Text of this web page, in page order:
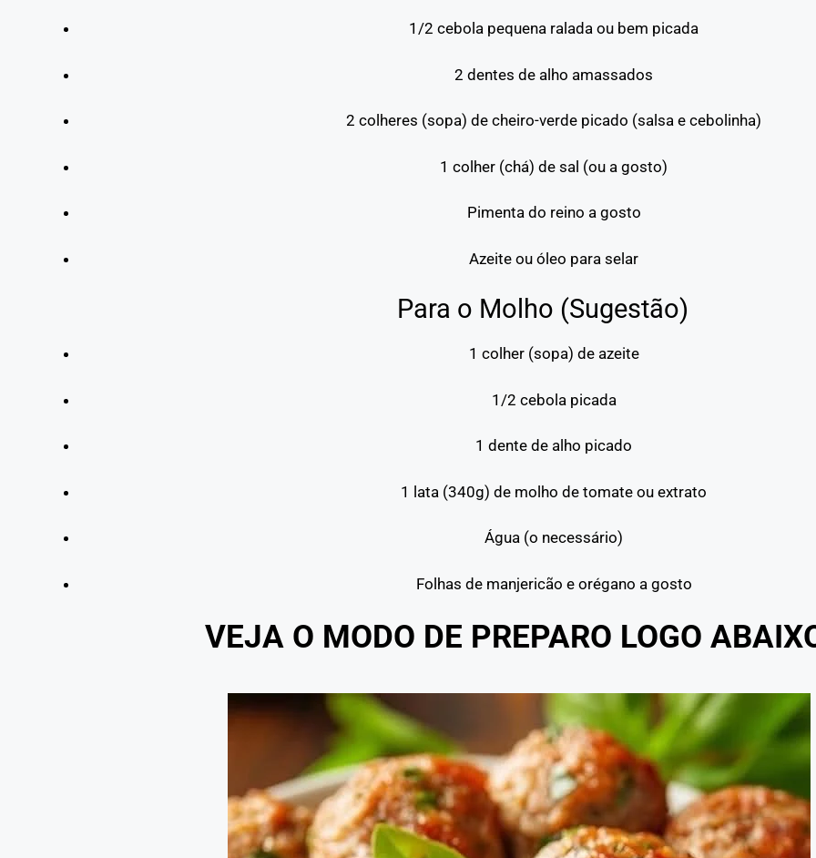
1/2 cebola pequena ralada ou bem picada
2 dentes de alho amassados
2 colheres (sopa) de cheiro-verde picado (salsa e cebolinha)
1 colher (chá) de sal (ou a gosto)
Pimenta do reino a gosto
Azeite ou óleo para selar
Para o Molho (Sugestão)
1 colher (sopa) de azeite
1/2 cebola picada
1 dente de alho picado
1 lata (340g) de molho de tomate ou extrato
Água (o necessário)
Folhas de manjericão e orégano a gosto
VEJA O MODO DE PREPARO LOGO